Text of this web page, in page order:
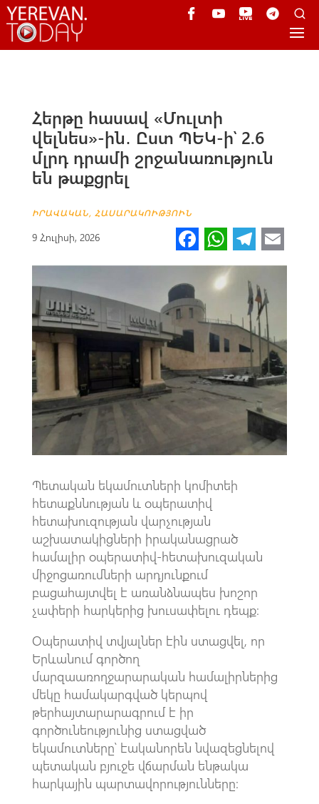
Հերթը հասավ «Մուլտի
վելնես»-ին․ Ըստ ՊԵԿ-ի՝ 2.6
մլրդ դրամի շրջանառություն
են թաքցրել
ԻՐԱՎԱԿԱՆ, ՀԱՍԱՐԱԿՈՒԹՅՈՒՆ
9 Հուլիսի, 2026 Fa
ce
b
o
o
k
W
h
at
s
A
p
p
Te
le
gr
a
m
m
Պետական եկամուտների կոմիտեի
հետաքննության և օպերատիվ
հետախուզության վարչության
աշխատակիցների իրականացրած
համալիր օպերատիվ-հետախուզական
միջոցառումների արդյունքում
բացահայտվել է առանձնապես խոշոր
չափերի հարկերից խուսափելու դեպք։
Օպերատիվ տվյալներ էին ստացվել, որ
Երևանում գործող
մարզաառողջարարական համալիրներից
մեկը համակարգված կերպով
թերհայտարարագրում է իր
գործունեությունից ստացված
եկամուտները՝ էականորեն նվազեցնելով
պետական բյուջե վճարման ենթակա
հարկային պարտավորությունները։